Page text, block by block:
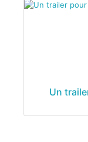
Un